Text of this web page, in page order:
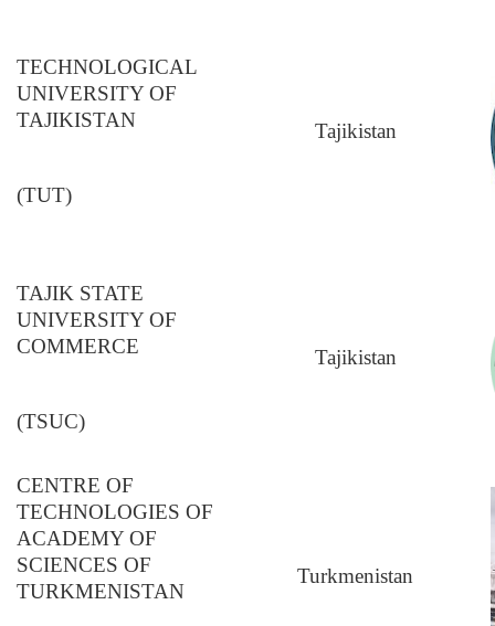
TECHNOLOGICAL
UNIVERSITY OF
TAJIKISTAN
(TUT)
Tajikistan
TAJIK STATE
UNIVERSITY OF
COMMERCE
(TSUC)
Tajikistan
CENTRE OF
TECHNOLOGIES OF
ACADEMY OF
SCIENCES OF
TURKMENISTAN
Turkmenistan